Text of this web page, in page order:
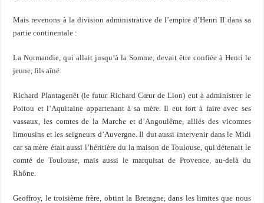
Mais revenons à la division administrative de l’empire d’Henri II dans sa
partie continentale :
La Normandie, qui allait jusqu’à la Somme, devait être confiée à Henri le
jeune, fils aîné.
Richard Plantagenêt (le futur Richard Cœur de Lion) eut à administrer le
Poitou et l’Aquitaine appartenant à sa mère. Il eut fort à faire avec ses
vassaux, les comtes de la Marche et d’Angoulême, alliés des vicomtes
limousins et les seigneurs d’Auvergne. Il dut aussi intervenir dans le Midi
car sa mère était aussi l’héritière du la maison de Toulouse, qui détenait le
comté de Toulouse, mais aussi le marquisat de Provence, au-delà du
Rhône.
Geoffroy, le troisième frère, obtint la Bretagne, dans les limites que nous